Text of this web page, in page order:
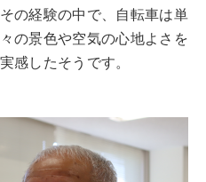
の経験の中で、自転車は単
の景色や空気の心地よさを
感したそうです。